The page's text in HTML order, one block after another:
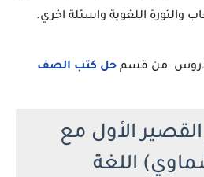
والثورة اللغوية واسئلة اخري.
من قسم حل كتب الصف
القصير الأول مع
اللغة